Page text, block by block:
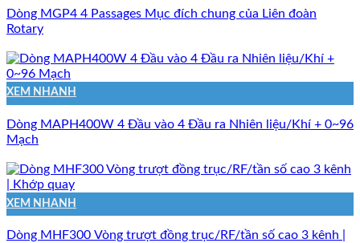
Dòng MGP4 4 Passages Mục đích chung của Liên đoàn
Rotary
XEM NHANH
Dòng MAPH400W 4 Đầu vào 4 Đầu ra Nhiên liệu/Khí + 0~96
Mạch
XEM NHANH
Dòng MHF300 Vòng trượt đồng trục/RF/tần số cao 3 kênh |